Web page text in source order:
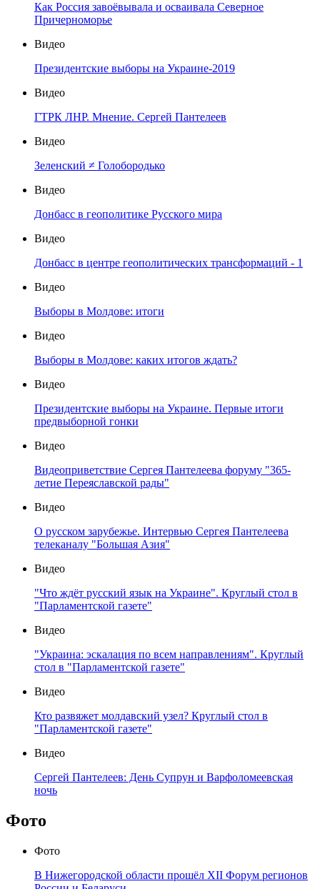
Как Россия завоёвывала и осваивала Северное
Причерноморье
Видео
Президентские выборы на Украине-2019
Видео
ГТРК ЛНР. Мнение. Сергей Пантелеев
Видео
Зеленский ≠ Голобородько
Видео
Донбасс в геополитике Русского мира
Видео
Донбасс в центре геополитических трансформаций - 1
Видео
Выборы в Молдове: итоги
Видео
Выборы в Молдове: каких итогов ждать?
Видео
Президентские выборы на Украине. Первые итоги
предвыборной гонки
Видео
Видеоприветствие Сергея Пантелеева форуму "365-
летие Переяславской рады"
Видео
О русском зарубежье. Интервью Сергея Пантелеева
телеканалу "Большая Азия"
Видео
"Что ждёт русский язык на Украине". Круглый стол в
"Парламентской газете"
Видео
"Украина: эскалация по всем направлениям". Круглый
стол в "Парламентской газете"
Видео
Кто развяжет молдавский узел? Круглый стол в
"Парламентской газете"
Видео
Сергей Пантелеев: День Супрун и Варфоломеевская
ночь
Фото
Фото
В Нижегородской области прошёл XII Форум регионов